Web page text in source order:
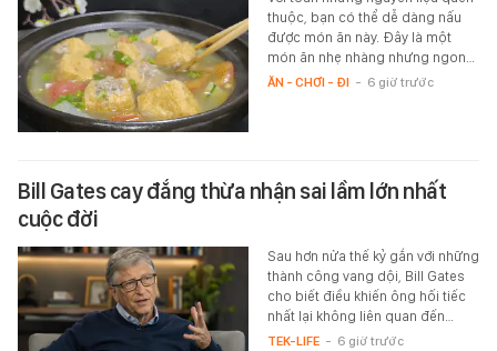
thuộc, bạn có thể dễ dàng nấu
được món ăn này. Đây là một
món ăn nhẹ nhàng nhưng ngon…
ĂN - CHƠI - ĐI - 6 giờ trước
Bill Gates cay đắng thừa nhận sai lầm lớn nhất
cuộc đời
Sau hơn nửa thế kỷ gắn với những
thành công vang dội, Bill Gates
cho biết điều khiến ông hối tiếc
nhất lại không liên quan đến…
TEK-LIFE - 6 giờ trước